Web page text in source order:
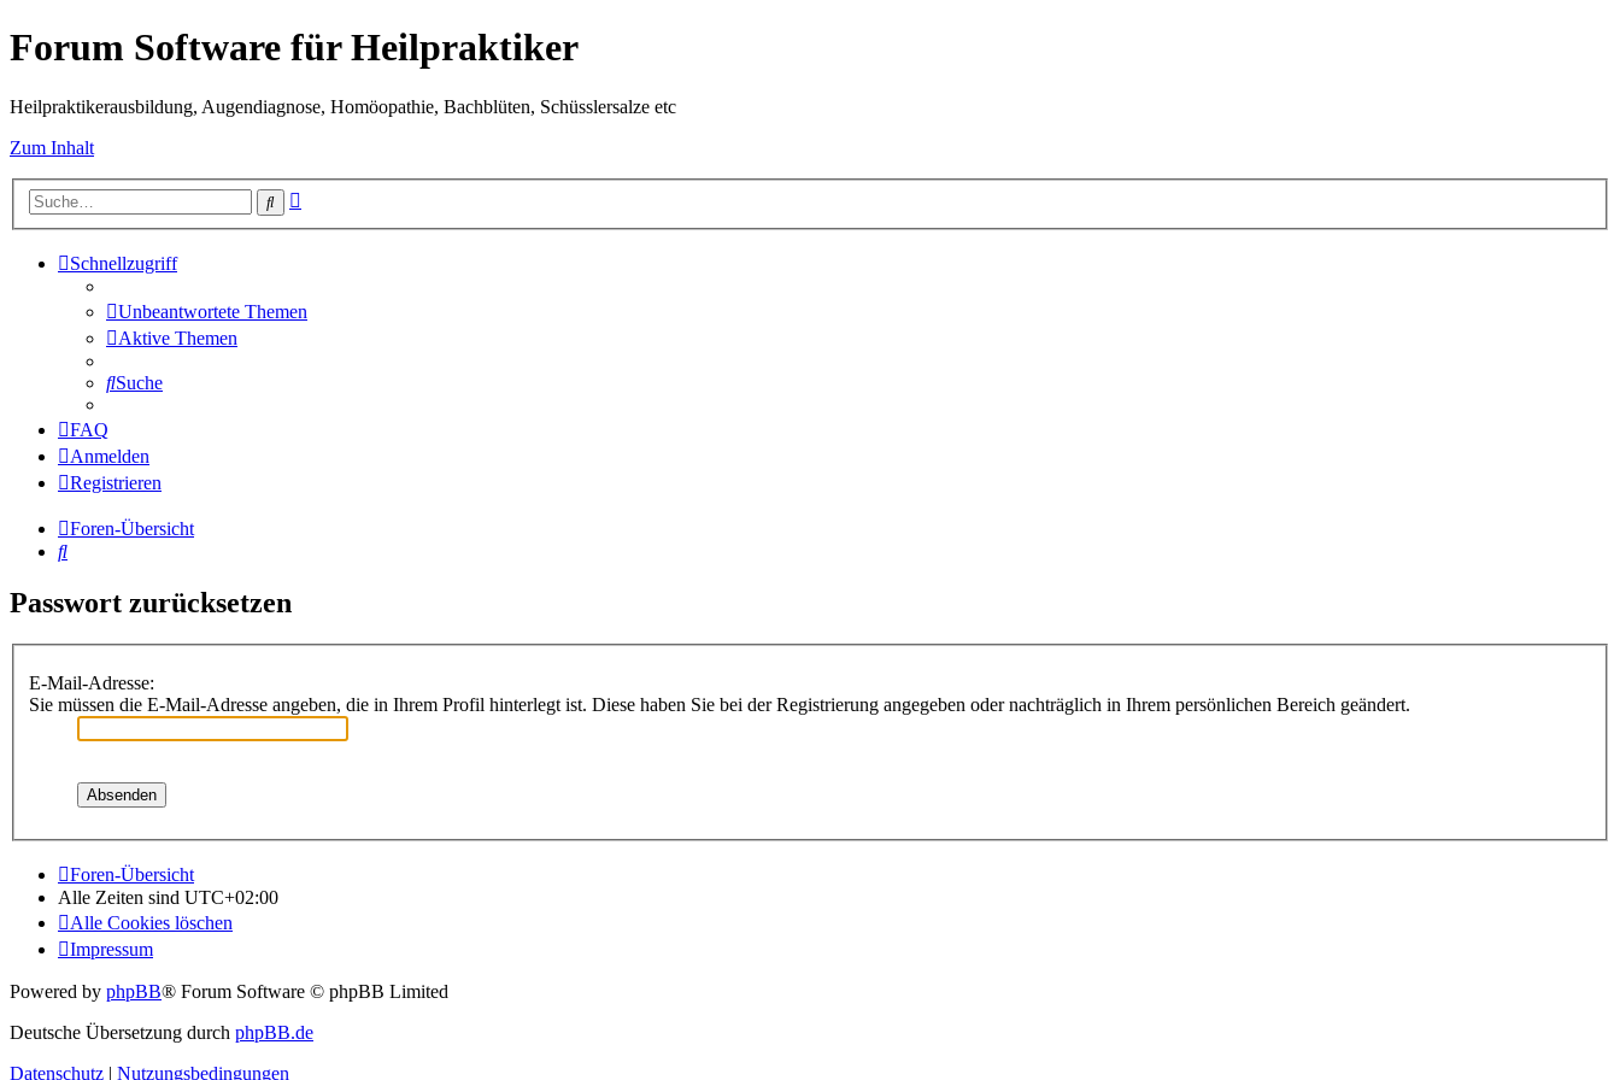
Forum Software für Heilpraktiker
Heilpraktikerausbildung, Augendiagnose, Homöopathie, Bachblüten, Schüsslersalze etc
Zum Inhalt
Suche
Schnellzugriff
Unbeantwortete Themen
Aktive Themen
Suche
FAQ
Anmelden
Registrieren
Foren-Übersicht
Suche
Passwort zurücksetzen
E-Mail-Adresse:
Sie müssen die E-Mail-Adresse angeben, die in Ihrem Profil hinterlegt ist. Diese haben Sie bei der Registrierung angegeben oder nachträglich in Ihrem persönlichen Bereich geändert.
Foren-Übersicht
Alle Zeiten sind UTC+02:00
Alle Cookies löschen
Impressum
Powered by phpBB® Forum Software © phpBB Limited
Deutsche Übersetzung durch phpBB.de
Datenschutz | Nutzungsbedingungen